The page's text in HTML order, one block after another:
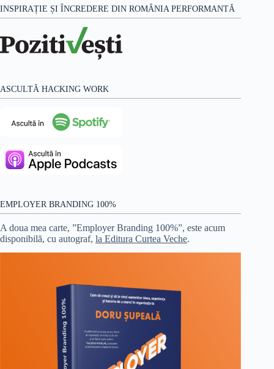
INSPIRAȚIE ȘI ÎNCREDERE DIN ROMÂNIA PERFORMANTĂ
ASCULTĂ HACKING WORK
EMPLOYER BRANDING 100%
A doua mea carte, ”Employer Branding 100%”, este acum
disponibilă, cu autograf, la Editura Curtea Veche.